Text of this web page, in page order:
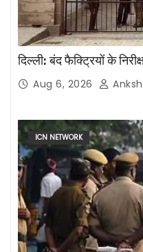
दिल्ली: बंद फैक्ट्रियों के
Aug 6, 2026
ICN NETWORK